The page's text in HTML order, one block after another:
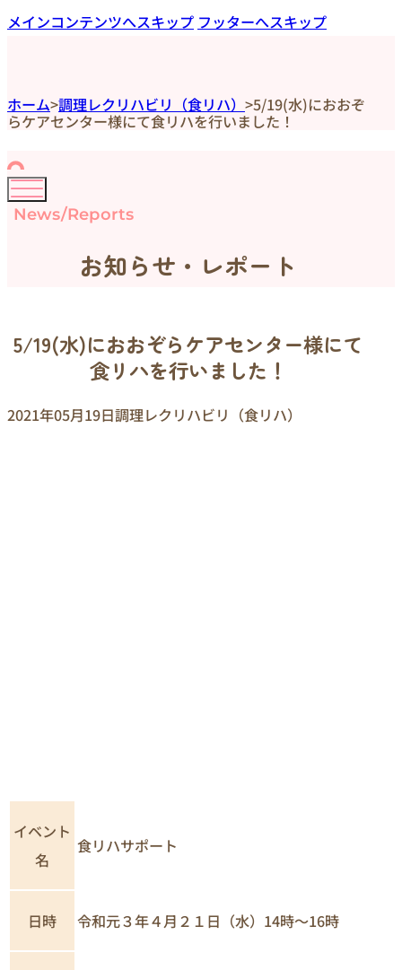
メインコンテンツへスキップ フッターへスキップ
ホーム>調理レクリハビリ（食リハ） >5/19(水)におおぞ
らケアセンター様にて食リハを行いました！
News/Reports
お知らせ・レポート
5/19(水)におおぞらケアセンター様にて
食リハを行いました！
2021年05月19日調理レクリハビリ（食リハ）
イベント
名
食リハサポート
日時 令和元３年４月２１日（水）14時～16時